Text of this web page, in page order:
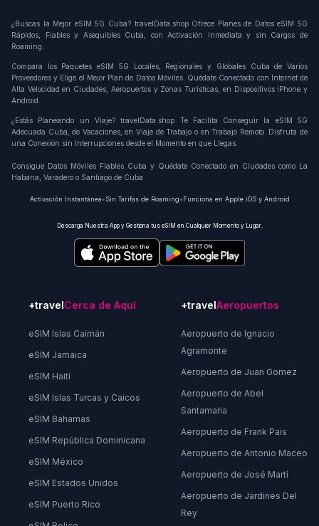
¿Buscas la Mejor eSIM 5G Cuba? travelData.shop Ofrece Planes de Datos eSIM 5G
Rápidos, Fiables y Asequibles Cuba, con Activación Inmediata y sin Cargos de
Roaming.
Compara los Paquetes eSIM 5G Locales, Regionales y Globales Cuba de Varios
Proveedores y Elige el Mejor Plan de Datos Móviles. Quédate Conectado con Internet de
Alta Velocidad en Ciudades, Aeropuertos y Zonas Turísticas, en Dispositivos iPhone y
Android.
¿Estás Planeando un Viaje? travelData.shop Te Facilita Conseguir la eSIM 5G
Adecuada Cuba, de Vacaciones, en Viaje de Trabajo o en Trabajo Remoto. Disfruta de
una Conexión sin Interrupciones desde el Momento en que Llegas.
Consigue Datos Móviles Fiables Cuba y Quédate Conectado en Ciudades como La
Habana, Varadero o Santiago de Cuba.
Activación Instantánea•Sin Tarifas de Roaming•Funciona en Apple iOS y Android
Descarga Nuestra App y Gestiona tus eSIM en Cualquier Momento y Lugar.
+travelCerca de Aquí
eSIM Islas Caimán
eSIM Jamaica
eSIM Haití
eSIM Islas Turcas y Caicos
eSIM Bahamas
eSIM República Dominicana
eSIM México
eSIM Estados Unidos
eSIM Puerto Rico
+travelAeropuertos
Aeropuerto de Ignacio
Agramonte
Aeropuerto de Juan Gomez
Aeropuerto de Abel
Santamaria
Aeropuerto de Frank Pais
Aeropuerto de Antonio Maceo
Aeropuerto de José Martí
Aeropuerto de Jardines Del
Rey